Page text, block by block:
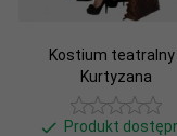
Kostium teatralny
Kurtyzana
Produkt